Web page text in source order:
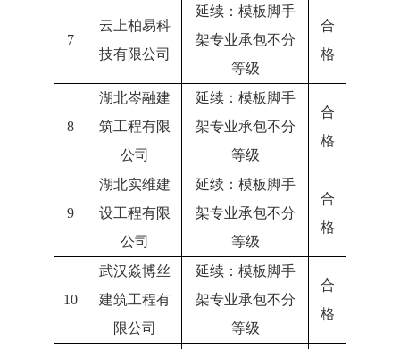
7
云上柏易科
技有限公司
延续：模板脚手
架专业承包不分
等级
合
格
8
湖北岑融建
筑工程有限
公司
延续：模板脚手
架专业承包不分
等级
合
格
9
湖北实维建
设工程有限
公司
延续：模板脚手
架专业承包不分
等级
合
格
10
武汉焱博丝
建筑工程有
限公司
延续：模板脚手
架专业承包不分
等级
合
格